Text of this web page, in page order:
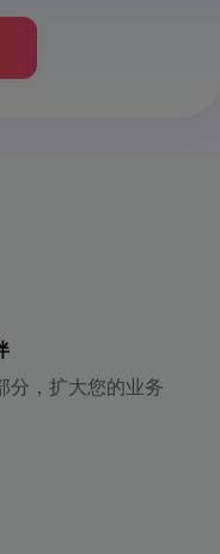
分，扩大您的业务